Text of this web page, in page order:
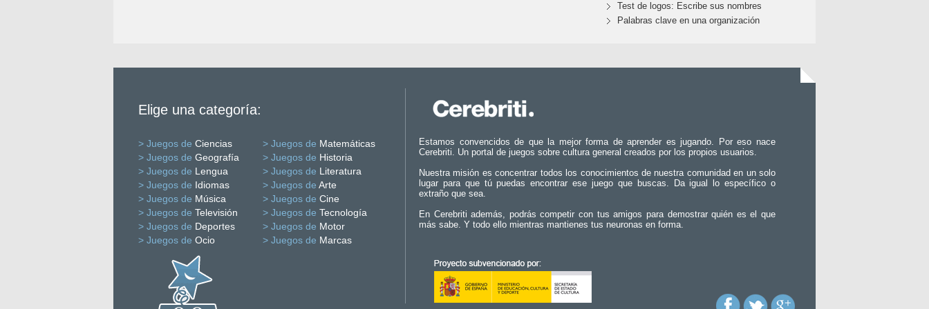
Test de logos: Escribe sus nombres
Palabras clave en una organización
Elige una categoría:
> Juegos de Ciencias > Juegos de Matemáticas
> Juegos de Geografía > Juegos de Historia
> Juegos de Lengua > Juegos de Literatura
> Juegos de Idiomas > Juegos de Arte
> Juegos de Música > Juegos de Cine
> Juegos de Televisión > Juegos de Tecnología
> Juegos de Deportes > Juegos de Motor
> Juegos de Ocio > Juegos de Marcas
Estamos convencidos de que la mejor forma de aprender es jugando. Por eso nace
Cerebriti. Un portal de juegos sobre cultura general creados por los propios usuarios.
Nuestra misión es concentrar todos los conocimientos de nuestra comunidad en un solo
lugar para que tú puedas encontrar ese juego que buscas. Da igual lo específico o
extraño que sea.
En Cerebriti además, podrás competir con tus amigos para demostrar quién es el que
más sabe. Y todo ello mientras mantienes tus neuronas en forma.